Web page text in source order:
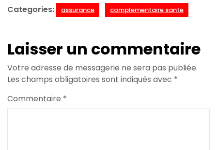
Categories:
assurance complementaire sante
Laisser un commentaire
Votre adresse de messagerie ne sera pas publiée.
Les champs obligatoires sont indiqués avec *
Commentaire *